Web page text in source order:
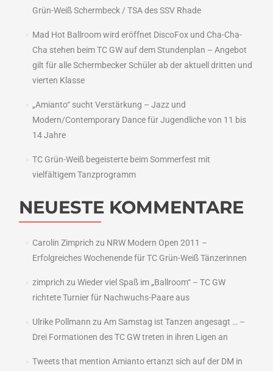
Grün-Weiß Schermbeck / TSA des SSV Rhade
Mad Hot Ballroom wird eröffnet DiscoFox und Cha-Cha-
Cha stehen beim TC GW auf dem Stundenplan – Angebot
gilt für alle Schermbecker Schüler ab der aktuell dritten und
vierten Klasse
„Amianto“ sucht Verstärkung – Jazz und
Modern/Contemporary Dance für Jugendliche von 11 bis
14 Jahre
TC Grün-Weiß begeisterte beim Sommerfest mit
vielfältigem Tanzprogramm
NEUESTE KOMMENTARE
Carolin Zimprich zu NRW Modern Open 2011 –
Erfolgreiches Wochenende für TC Grün-Weiß Tänzerinnen
zimprich zu Wieder viel Spaß im „Ballroom“ – TC GW
richtete Turnier für Nachwuchs-Paare aus
Ulrike Pollmann zu Am Samstag ist Tanzen angesagt … –
Drei Formationen des TC GW treten in ihren Ligen an
Tweets that mention Amianto ertanzt sich auf der DM in